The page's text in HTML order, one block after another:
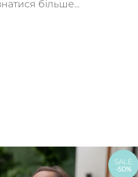
більше...
SALE
-50%